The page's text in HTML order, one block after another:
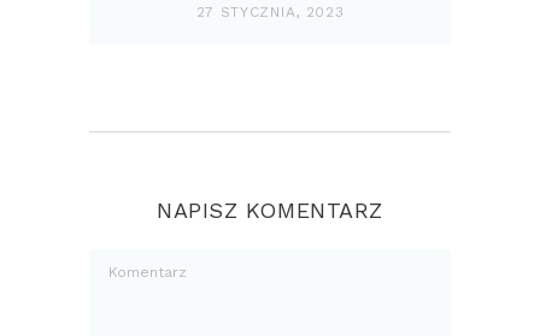
27 STYCZNIA, 2023
NAPISZ KOMENTARZ